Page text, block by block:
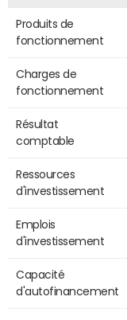
Produits de
fonctionnement
Charges de
fonctionnement
Résultat
comptable
Ressources
d'investissement
Emplois
d'investissement
Capacité
d'autofinancement